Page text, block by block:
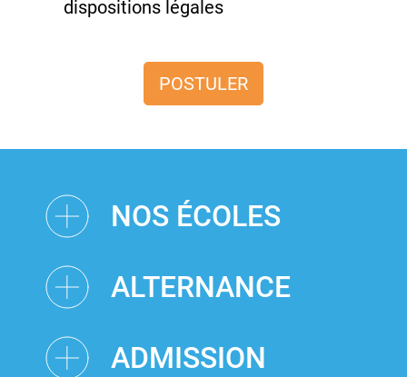
dispositions légales
POSTULER
NOS ÉCOLES
ALTERNANCE
ADMISSION